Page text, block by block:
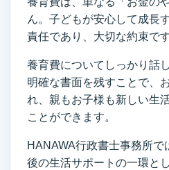
ん。子どもが安心して成長
責任であり、大切な約束です
養育費についてしっかり話
明確な書面を残すことで、
れ、親もお子様も新しい生
ことができます。
HANAWA行政書士事務所
後の生活サポートの一環と